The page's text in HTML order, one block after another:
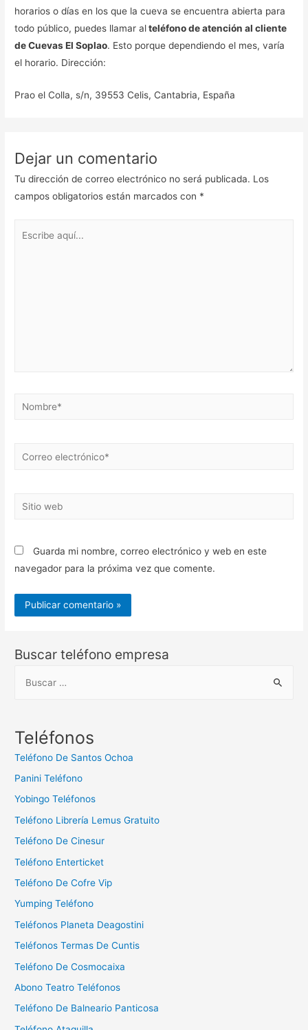
horarios o días en los que la cueva se encuentra abierta para
todo público, puedes llamar alteléfono de atención al cliente
de Cuevas El Soplao. Esto porque dependiendo el mes, varía
el horario. Dirección:
Prao el Colla, s/n, 39553 Celis, Cantabria, España
Dejar un comentario
Tu dirección de correo electrónico no será publicada. Los
campos obligatorios están marcados con *
Nombre*
Correo
Sitio
Guarda mi nombre, correo electrónico y web en este
navegador para la próxima vez que comente.
Buscar teléfono empresa
c
:
Teléfonos
Teléfono De Santos Ochoa
Panini Teléfono
Yobingo Teléfonos
Teléfono Librería Lemus Gratuito
Teléfono De Cinesur
Teléfono Enterticket
Teléfono De Cofre Vip
Yumping Teléfono
Teléfonos Planeta Deagostini
Teléfonos Termas De Cuntis
Teléfono De Cosmocaixa
Abono Teatro Teléfonos
Teléfono De Balneario Panticosa